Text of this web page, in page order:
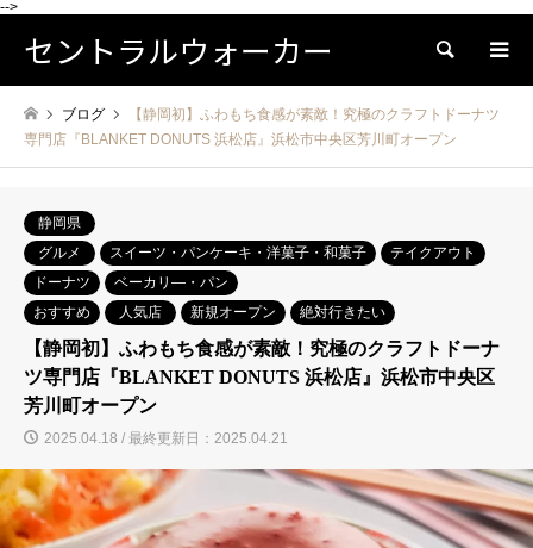
-->
セントラルウォーカー 検索
ブログ
【静岡初】ふわもち食感が素敵！究極のクラフトドーナツ
専門店『BLANKET DONUTS 浜松店』浜松市中央区芳川町オープン
静岡県
グルメ
スイーツ・パンケーキ・洋菓子・和菓子
テイクアウト
ドーナツ
ベーカリ―・パン
おすすめ
人気店 新規オープン 絶対行きたい
【静岡初】ふわもち食感が素敵！究極のクラフトドーナ
ツ専門店『BLANKET DONUTS 浜松店』浜松市中央区
芳川町オープン
2025.04.18 / 最終更新日：2025.04.21